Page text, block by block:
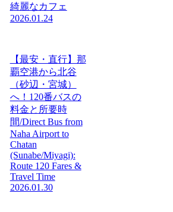
綺麗なカフェ
2026.01.24
【最安・直行】那
覇空港から北谷
（砂辺・宮城）
へ！120番バスの
料金と所要時
間/Direct Bus from
Naha Airport to
Chatan
(Sunabe/Miyagi):
Route 120 Fares &
Travel Time
2026.01.30